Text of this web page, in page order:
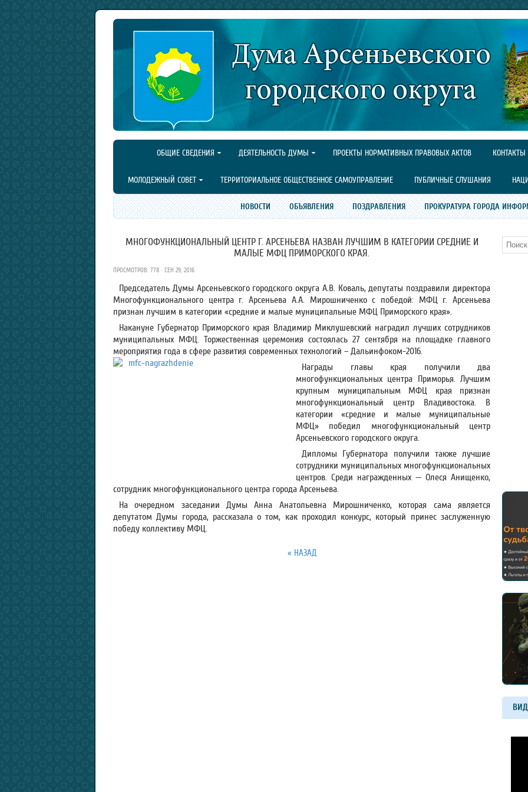
ОБЩИЕ СВЕДЕНИЯ ДЕЯТЕЛЬНОСТЬ ДУМЫ ПРОЕКТЫ НОРМАТИВНЫХ ПРАВОВЫХ АКТОВ КОНТАКТЫ
МОЛОДЕЖНЫЙ СОВЕТ ТЕРРИТОРИАЛЬНОЕ ОБЩЕСТВЕННОЕ САМОУПРАВЛЕНИЕ ПУБЛИЧНЫЕ СЛУШАНИЯ
НОВОСТИ ОБЪЯВЛЕНИЯ ПОЗДРАВЛЕНИЯ ПРОКУРАТУРА ГОРОДА
МНОГОФУНКЦИОНАЛЬНЫЙ ЦЕНТР Г. АРСЕНЬЕВА НАЗВАН ЛУЧШИМ В КАТЕГОРИИ СРЕДНИЕ И
МАЛЫЕ МФЦ ПРИМОРСКОГО КРАЯ.
ПРОСМОТРОВ: 778 · СЕН 29, 2016
Председатель Думы Арсеньевского городского округа А.В. Коваль, депутаты поздравили директора
Многофункционального центра г. Арсеньева А.А. Мирошниченко с победой: МФЦ г. Арсеньева
признан лучшим в категории «средние и малые муниципальные МФЦ Приморского края».
Накануне Губернатор Приморского края Владимир Миклушевский наградил лучших сотрудников
муниципальных МФЦ. Торжественная церемония состоялась 27 сентября на площадке главного
мероприятия года в сфере развития современных технологий – Дальинфоком-2016.
Награды главы края получили два
многофункциональных центра Приморья. Лучшим
крупным муниципальным МФЦ края признан
многофункциональный центр Владивостока. В
категории «средние и малые муниципальные
МФЦ» победил многофункциональный центр
Арсеньевского городского округа.
Дипломы Губернатора получили также лучшие
сотрудники муниципальных многофункциональных
центров. Среди награжденных — Олеся Анищенко,
сотрудник многофункционального центра города Арсеньева.
На очередном заседании Думы Анна Анатольевна Мирошниченко, которая сама является
депутатом Думы города, рассказала о том, как проходил конкурс, который принес заслуженную
победу коллективу МФЦ.
« НАЗАД
Поиск